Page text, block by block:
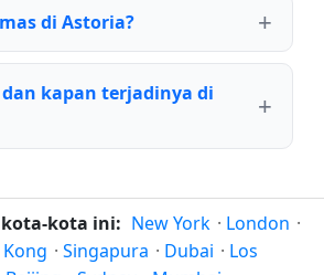
di Astoria?
kapan terjadinya di
kota ini: New York · London ·
· Singapura · Dubai · Los